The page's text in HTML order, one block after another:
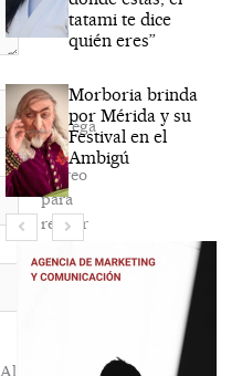
Nombre*
Correo
electrónico*
Agréga
mi
correo
para
recibir
la
newsletter
Al
tatami te dice
quién eres”
Morboria brinda
por Mérida y su
Festival en el
Ambigú